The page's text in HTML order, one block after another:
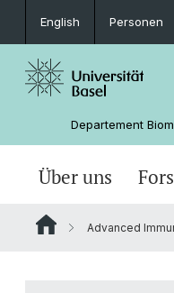
English Personen
Departement
Über uns
Advanced